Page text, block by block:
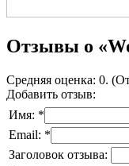
Отзывы о
Средняя оценка: 0.
Добавить отзыв:
Имя: *
Email: *
Заголовок отзыва: